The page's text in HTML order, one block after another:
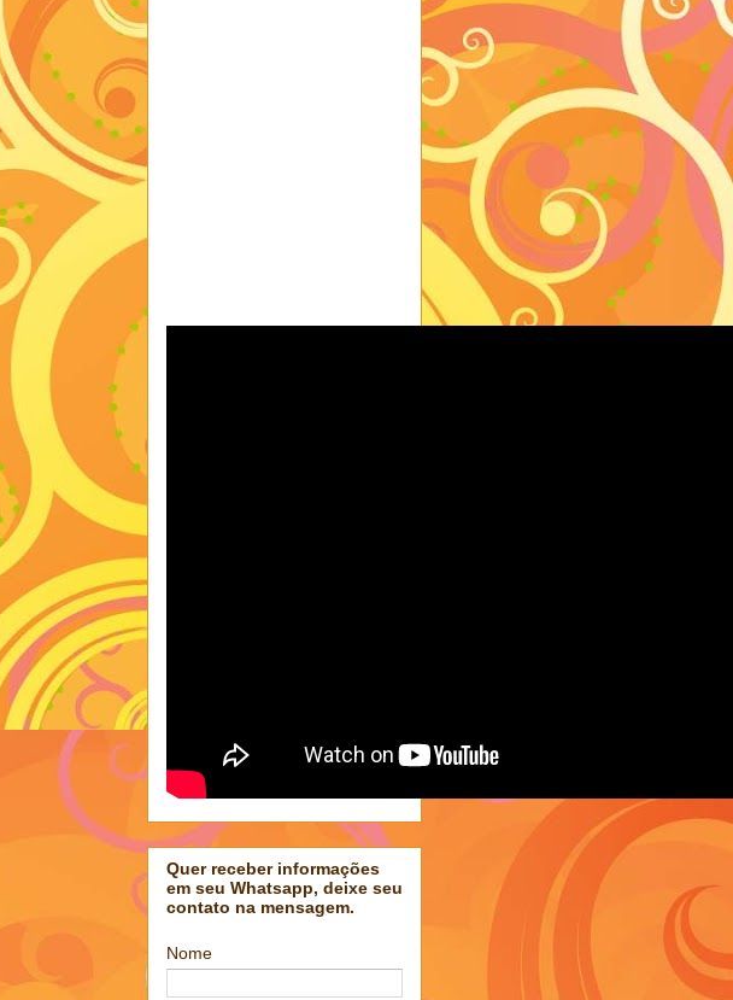
Quer receber informações
em seu Whatsapp, deixe seu
contato na mensagem.
Nome